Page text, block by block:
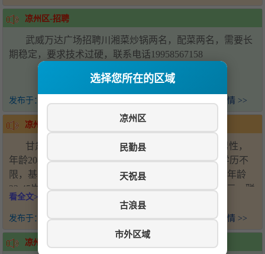
选择您所在的区域
凉州区
民勤县
天祝县
古浪县
市外区域
凉州区-招聘
武威万达广场招聘川湘菜炒锅两名，配菜两名，需要长
期稳定，要求技术过硬，联系电话19958567158
发布于： 查看详情 >>
凉州区-甘肃神州管业公司招聘
甘肃神州管业有限公司招聘销售人员5名，要求男性，
年龄20-50岁，身体健康，吃苦耐劳，无不良嗜好，学历不
限，基本工资4000元+销售提成；招聘厂内司机3名，年龄
22-45岁，身体健康，持有B照，学历不限，薪资6000元。联
系人：王经理，电话：18993571920，工作地址：甘肃省武
威市凉州区新能源产业园
看全文>>>
发布于： 5天前 查看详情 >>
凉州区-招聘女工